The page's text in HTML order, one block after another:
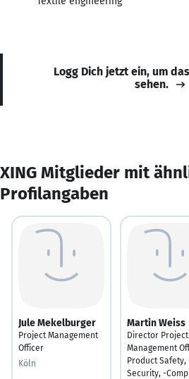
Logg Dich jetzt ein, um
sehen.
XING Mitglieder mit
Profilangaben
Jule Mekelburger
Project Management
Officer
Köln
Martin Weiss
Director Project
Management
Product Safety,
Security, -